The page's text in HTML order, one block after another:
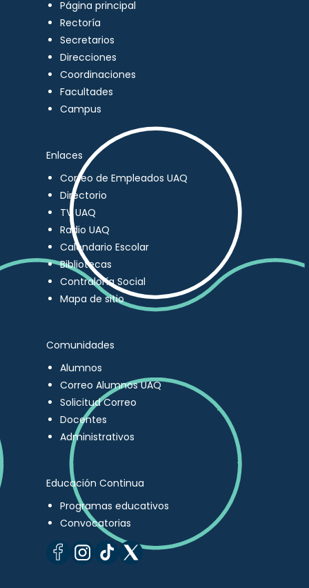
Página principal
Rectoría
Secretarios
Direcciones
Coordinaciones
Facultades
Campus
Enlaces
Correo de Empleados UAQ
Directorio
TV UAQ
Radio UAQ
Calendario Escolar
Bibliotecas
Contraloría Social
Mapa de sitio
Comunidades
Alumnos
Correo Alumnos UAQ
Solicitud Correo
Docentes
Administrativos
Educación Continua
Programas educativos
Convocatorias